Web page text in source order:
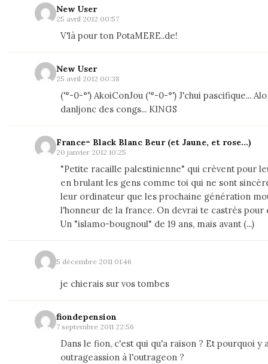
New User
25 avril 2012 00:57
V'là pour ton PotaMERE..de!
New User
25 avril 2012 00:38
('°-0-°') AkoiConJou ('°-0-°') J'chui pascifique...
danljonc des congs... KINGS
France= Black Blanc Beur (et Jaune, et rose...)
20 janvier 2012 10:25
"Petite racaille palestinienne" qui crèvent pour
en brulant les gens comme toi qui ne sont
leur ordinateur que les prochaine génération
l'honneur de la france. On devrai te castrés pour
Un "islamo-bougnoul" de 19 ans, mais avant (...)
5 décembre 2011 01:46
je chierais sur vos tombes
fiondepension
7 septembre 2011 22:56
Dans le fion, c'est qui qu'a raison ? Et pourquoi y
outrageassion à l'outrageon ?